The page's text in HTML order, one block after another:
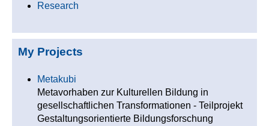
Research
My Projects
Metakubi
Metavorhaben zur Kulturellen Bildung in
gesellschaftlichen Transformationen - Teilprojekt
Gestaltungsorientierte Bildungsforschung